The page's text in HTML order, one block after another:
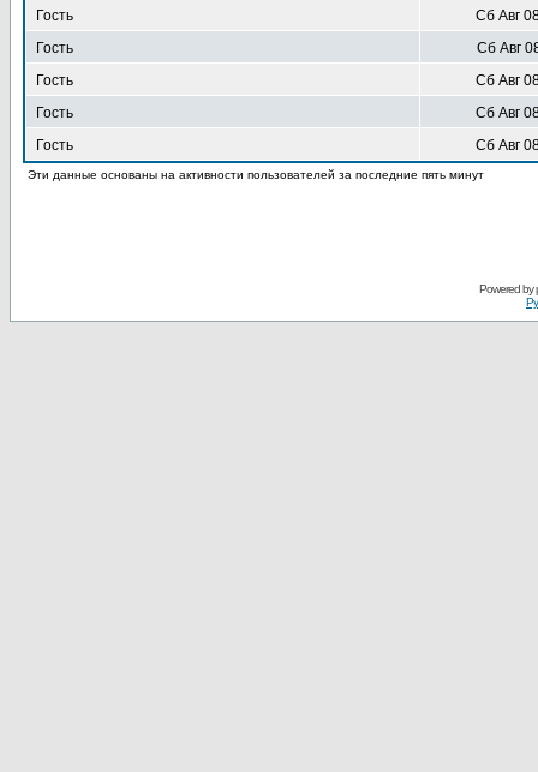
Гость
Сб Авг
Гость
Сб Авг
Гость
Сб Авг
Гость
Сб Авг
Гость
Сб Авг
Эти данные основаны на активности пользователей за последние пять минут
Powered by